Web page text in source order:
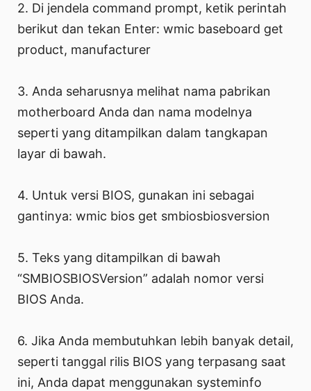
2. Di jendela command prompt, ketik perintah
berikut dan tekan Enter: wmic baseboard get
product, manufacturer
3. Anda seharusnya melihat nama pabrikan
motherboard Anda dan nama modelnya
seperti yang ditampilkan dalam tangkapan
layar di bawah.
4. Untuk versi BIOS, gunakan ini sebagai
gantinya: wmic bios get smbiosbiosversion
5. Teks yang ditampilkan di bawah
“SMBIOSBIOSVersion” adalah nomor versi
BIOS Anda.
6. Jika Anda membutuhkan lebih banyak detail,
seperti tanggal rilis BIOS yang terpasang saat
ini, Anda dapat menggunakan systeminfo